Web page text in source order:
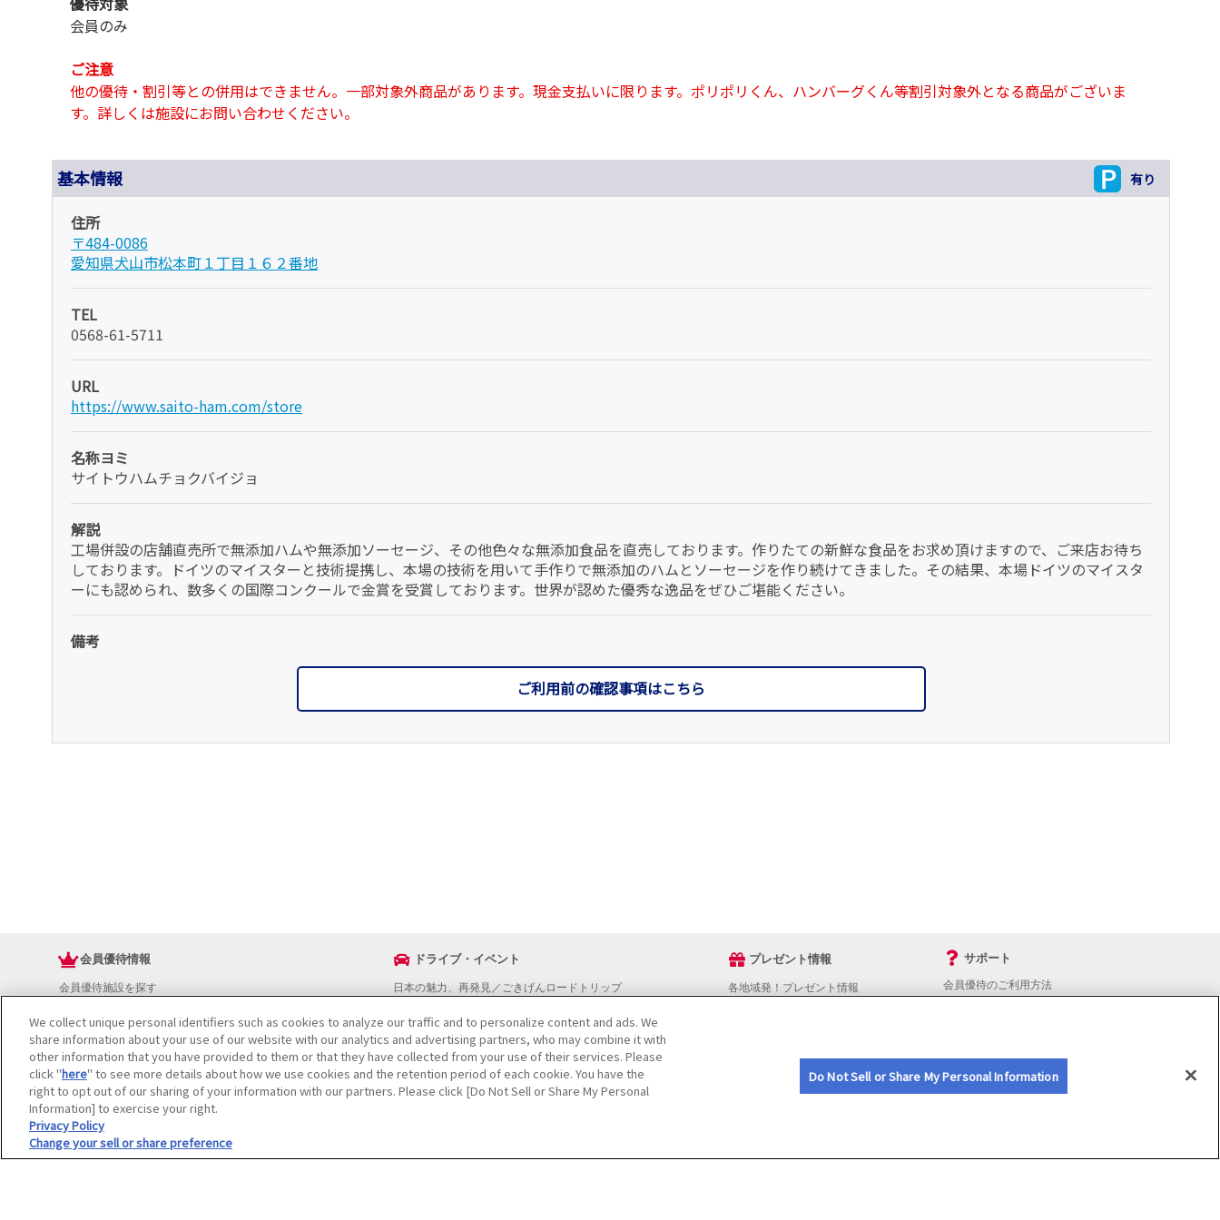
会員のみ
ご注意
他の優待・割引等との併用はできません。一部対象外商品があります。現金支払いに限ります。ポリポリくん、ハンバーグくん等割引対象外となる商品がございま
す。詳しくは施設にお問い合わせください。
基本情報 有り
住所
〒484-0086
愛知県犬山市松本町１丁目１６２番地
TEL
0568-61-5711
URL
https://www.saito-ham.com/store
名称ヨミ
サイトウハムチョクバイジョ
解説
工場併設の店舗直売所で無添加ハムや無添加ソーセージ、その他色々な無添加食品を直売しております。作りたての新鮮な食品をお求め頂けますので、ご来店お待ち
しております。ドイツのマイスターと技術提携し、本場の技術を用いて手作りで無添加のハムとソーセージを作り続けてきました。その結果、本場ドイツのマイスタ
ーにも認められ、数多くの国際コンクールで金賞を受賞しております。世界が認めた優秀な逸品をぜひご堪能ください。
備考
ご利用前の確認事項はこちら
会員優待情報
会員優待施設を探す
新規優待施設
海外で使える会員優待サービス
JAFプレミアムサービス
JAFライフサポート
JAF Mate
冊子JAF Mate・JAF PLUS
ドライブ・イベント
日本の魅力、再発見／ごきげんロードトリップ
おでかけスポットを探す
ドライブコースを探す
イベントを探す
地図から探す
プレゼント情報
各地域発！プレゼント情報
サポート
会員優待のご利用方法
会員優待サービスの提携をご検討の方へ
We collect unique personal identifiers such as cookies to analyze our traffic and to personalize content and ads. We
share information about your use of our website with our analytics and advertising partners, who may combine it with
other information that you have provided to them or that they have collected from your use of their services. Please
click "here" to see more details about how we use cookies and the retention period of each cookie. You have the
right to opt out of our sharing of your information with our partners. Please click [Do Not Sell or Share My Personal
Information] to exercise your right.
Privacy Policy
Change your sell or share preference
Do Not Sell or Share My Personal Information